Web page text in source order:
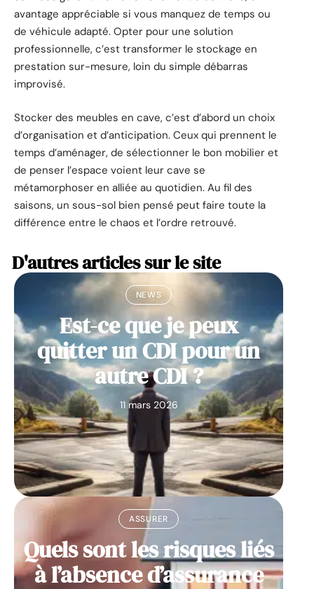
avantage appréciable si vous manquez de temps ou
de véhicule adapté. Opter pour une solution
professionnelle, c’est transformer le stockage en
prestation sur-mesure, loin du simple débarras
improvisé.
Stocker des meubles en cave, c’est d’abord un choix
d’organisation et d’anticipation. Ceux qui prennent le
temps d’aménager, de sélectionner le bon mobilier et
de penser l’espace voient leur cave se
métamorphoser en alliée au quotidien. Au fil des
saisons, un sous-sol bien pensé peut faire toute la
différence entre le chaos et l’ordre retrouvé.
D'autres articles sur le site
NEWS
Est-ce que je peux
quitter un CDI pour un
autre CDI ?
11 mars 2026
ASSURER
Quels sont les risques liés
à l’absence d’assurance